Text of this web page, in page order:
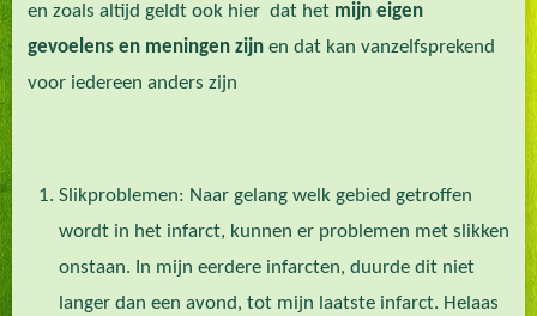
en zoals altijd geldt ook hier dat het mijn eigen
gevoelens en meningen zijn en dat kan vanzelfsprekend
voor iedereen anders zijn
Slikproblemen: Naar gelang welk gebied getroffen
wordt in het infarct, kunnen er problemen met slikken
onstaan. In mijn eerdere infarcten, duurde dit niet
langer dan een avond, tot mijn laatste infarct. Helaas